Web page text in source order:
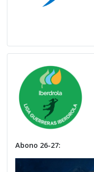
Abono 26-27: